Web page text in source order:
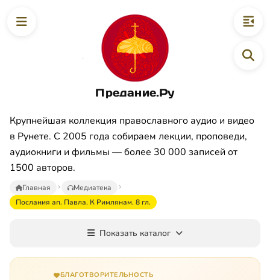
Предание.Ру
Крупнейшая коллекция православного аудио и видео
в Рунете. С 2005 года собираем лекции, проповеди,
аудиокниги и фильмы — более 30 000 записей от
1500 авторов.
Главная
Медиатека
Послания ап. Павла. К Римлянам. 8 гл.
Показать каталог
БЛАГОТВОРИТЕЛЬНОСТЬ